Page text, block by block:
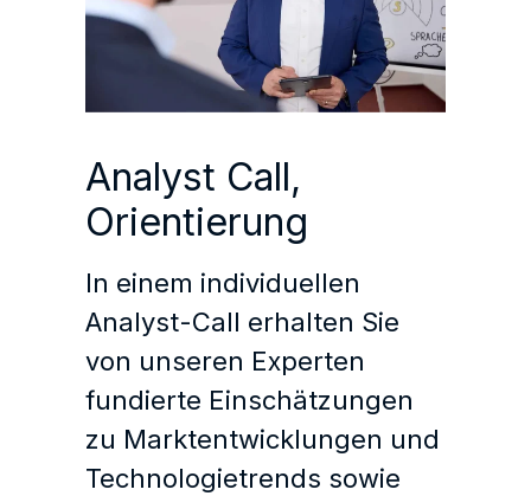
Analyst Call,
Orientierung
In einem individuellen
Analyst-Call erhalten Sie
von unseren Experten
fundierte Einschätzungen
zu Marktentwicklungen und
Technologietrends sowie